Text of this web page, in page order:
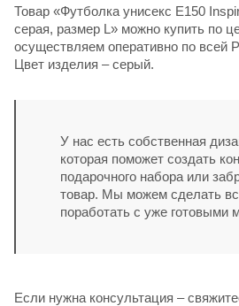
Товар «Футболка унисекс E150
серая, размер L» можно купить по
осуществляем оперативно по всей
Цвет изделия – серый.
У нас есть собственная
которая поможет создать
подарочного набора или
товар. Мы можем сделать
поработать с уже готовыми
Если нужна консультация –